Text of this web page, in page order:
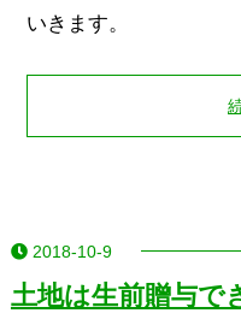
いきます。
2018-10-9
土地は生前贈与で